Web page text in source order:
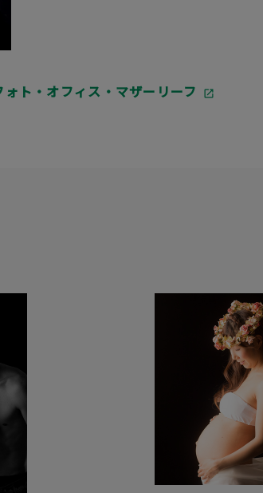
ト・オフィス・マザーリーフ